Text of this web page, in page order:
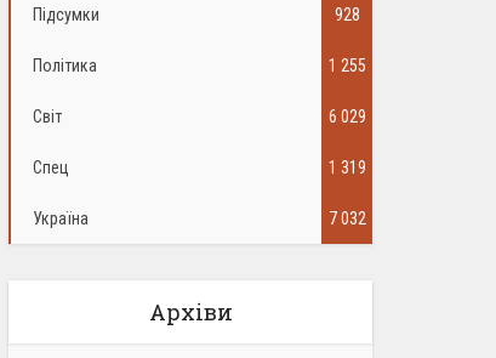
Підсумки 928
Політика 1 255
Світ 6 029
Спец 1 319
Україна 7 032
Архіви